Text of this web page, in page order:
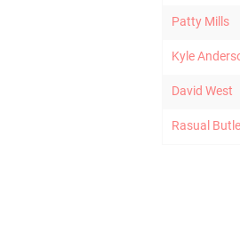
Patty Mills
Kyle
David West
Rasual